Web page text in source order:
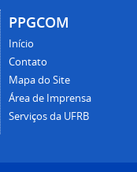
PPGCOM
Início
Contato
Mapa do Site
Área de Imprensa
Serviços da UFRB